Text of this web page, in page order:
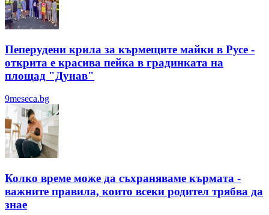
Пеперудени крила за кърмещите майки в Русе -
открита е красива пейка в градинката на
площад "Дунав"
9meseca.bg
Колко време може да съхраняваме кърмата -
важните правила, които всеки родител трябва да
знае